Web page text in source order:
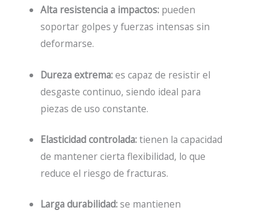
Alta resistencia a impactos: pueden
soportar golpes y fuerzas intensas sin
deformarse.
Dureza extrema:es capaz de resistir el
desgaste continuo, siendo ideal para
piezas de uso constante.
Elasticidad controlada:tienen la capacidad
de mantener cierta flexibilidad, lo que
reduce el riesgo de fracturas.
Larga durabilidad:se mantienen